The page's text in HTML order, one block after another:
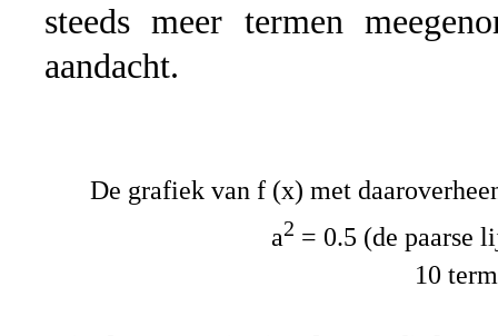
steeds meer termen
aandacht.
De grafiek van f (x) met
a2 = 0.5 (de paarse
10